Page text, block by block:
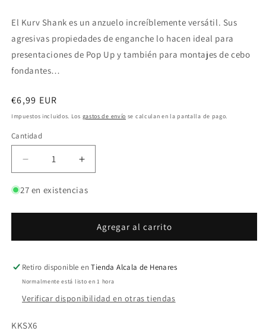
El Kurv Shank es un anzuelo increíblemente versátil. Sus
agresivas propiedades de enganche lo hacen ideal para
presentaciones de Pop Up y también para montajes de cebo
fondantes…
Precio
habitual
€6,99 EUR
Impuestos incluidos. Los gastos de envío se calculan en la pantalla de pago.
Cantidad
Reducir
cantidad
para
Korda
Shank
Nº
6
Aumentar
cantidad
para
Korda
Kurv
Shank
Nº
6
27 en existencias
Agregar al carrito
Retiro disponible enTienda Alcala de Henares
Normalmente está listo en 1 hora
Verificar disponibilidad en otras tiendas
SKU:
KKSX6